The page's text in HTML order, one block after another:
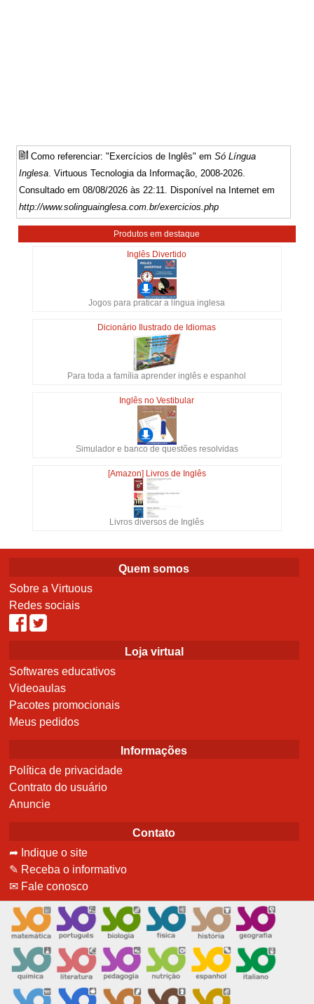
Como referenciar: "Exercícios de Inglês" emSó Língua
Inglesa. Virtuous Tecnologia da Informação, 2008-2026.
Consultado em 08/08/2026 às 22:11. Disponível na Internet em
http://www.solinguainglesa.com.br/exercicios.php
Produtos em destaque
Inglês Divertido
Jogos para praticar a língua inglesa
Dicionário Ilustrado de Idiomas
Para toda a família aprender inglês e espanhol
Inglês no Vestibular
Simulador e banco de questões resolvidas
[Amazon] Livros de Inglês
Livros diversos de Inglês
Quem somos
Sobre a Virtuous
Redes sociais
Loja virtual
Softwares educativos
Videoaulas
Pacotes promocionais
Meus pedidos
Informações
Política de privacidade
Contrato do usuário
Anuncie
Contato
➦ Indique o site
✎ Receba o informativo
✉ Fale conosco